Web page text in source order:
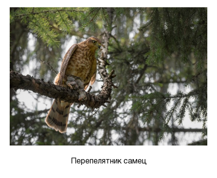
Перепелятник самец